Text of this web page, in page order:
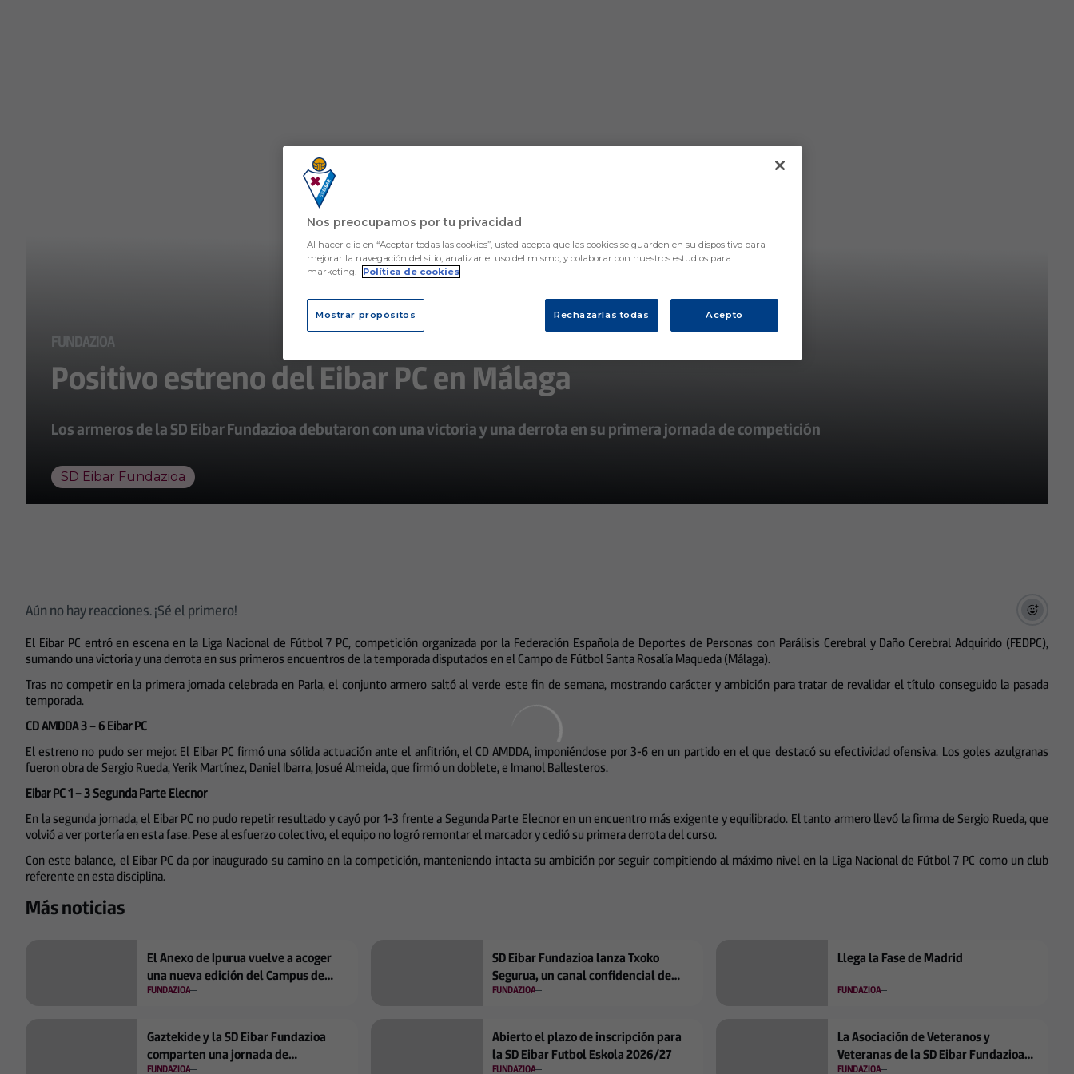
FUNDAZIOA
Positivo estreno del Eibar PC en Málaga
Los armeros de la SD Eibar Fundazioa debutaron con una victoria y una derrota en su primera jornada de competición
SD Eibar Fundazioa
Aún no hay reacciones. ¡Sé el primero!
El Eibar PC entró en escena en la Liga Nacional de Fútbol 7 PC, competición organizada por la Federación Española de Deportes de Personas con Parálisis Cerebral y Daño Cerebral Adquirido (FEDPC),
sumando una victoria y una derrota en sus primeros encuentros de la temporada disputados en el Campo de Fútbol Santa Rosalía Maqueda (Málaga).
Tras no competir en la primera jornada celebrada en Parla, el conjunto armero saltó al verde este fin de semana, mostrando carácter y ambición para tratar de revalidar el título conseguido la pasada
temporada.
CD AMDDA 3 – 6 Eibar PC
El estreno no pudo ser mejor. El Eibar PC firmó una sólida actuación ante el anfitrión, el CD AMDDA, imponiéndose por 3-6 en un partido en el que destacó su efectividad ofensiva. Los goles azulgranas
fueron obra de Sergio Rueda, Yerik Martínez, Daniel Ibarra, Josué Almeida, que firmó un doblete, e Imanol Ballesteros.
Eibar PC 1 – 3 Segunda Parte Elecnor
En la segunda jornada, el Eibar PC no pudo repetir resultado y cayó por 1-3 frente a Segunda Parte Elecnor en un encuentro más exigente y equilibrado. El tanto armero llevó la firma de Sergio Rueda, que
volvió a ver portería en esta fase. Pese al esfuerzo colectivo, el equipo no logró remontar el marcador y cedió su primera derrota del curso.
Con este balance, el Eibar PC da por inaugurado su camino en la competición, manteniendo intacta su ambición por seguir compitiendo al máximo nivel en la Liga Nacional de Fútbol 7 PC como un club
referente en esta disciplina.
Más noticias
El Anexo de Ipurua vuelve a acoger
una nueva edición del Campus de
Verano de la SD Eibar
FUNDAZIOA
SD Eibar Fundazioa lanza Txoko
Segurua, un canal confidencial de
protección para menores en los
FUNDAZIOA
Llega la Fase de Madrid
FUNDAZIOA
Gaztekide y la SD Eibar Fundazioa
comparten una jornada de
FUNDAZIOA
Abierto el plazo de inscripción para
la SD Eibar Futbol Eskola 2026/27
FUNDAZIOA
La Asociación de Veteranos y
Veteranas de la SD Eibar Fundazioa
FUNDAZIOA
Nos preocupamos por tu privacidad
Al hacer clic en “Aceptar todas las cookies”, usted acepta que las cookies se guarden en su dispositivo para
mejorar la navegación del sitio, analizar el uso del mismo, y colaborar con nuestros estudios para
marketing.
Política de cookies
Mostrar propósitos Rechazarlas todas Acepto